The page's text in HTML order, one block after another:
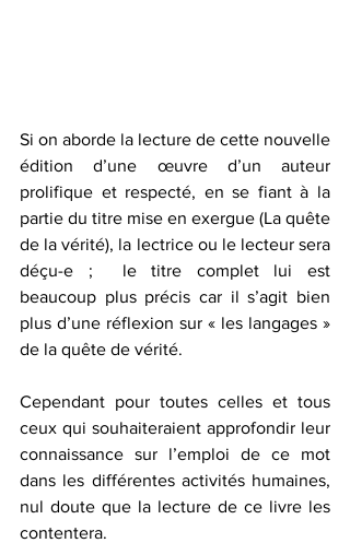
Si on aborde la lecture de cette nouvelle
édition d’une œuvre d’un auteur
prolifique et respecté, en se fiant à la
partie du titre mise en exergue (La quête
de la vérité), la lectrice ou le lecteur sera
déçu-e ;  le titre complet lui est
beaucoup plus précis car il s’agit bien
plus d’une réflexion sur « les langages »
de la quête de vérité.
Cependant pour toutes celles et tous
ceux qui souhaiteraient approfondir leur
connaissance sur l’emploi de ce mot
dans les différentes activités humaines,
nul doute que la lecture de ce livre les
contentera.